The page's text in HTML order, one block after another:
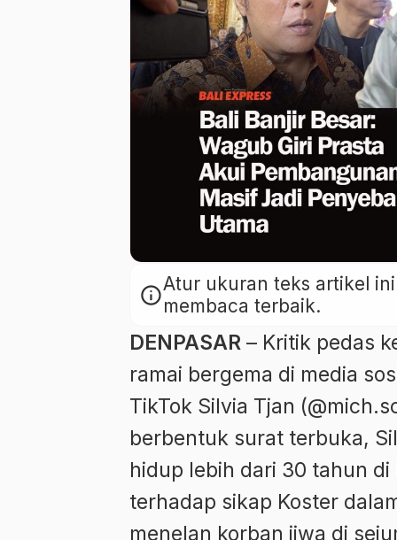
infoAtur ukuran teks artikel
membaca terbaik.
DENPASAR – Kritik pedas
ramai bergema di media
TikTok Silvia Tjan
berbentuk surat terbuka,
hidup lebih dari 30 tahun
terhadap sikap Koster
menelan korban jiwa di